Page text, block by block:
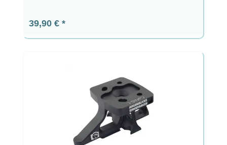
Prix régulier :
39,90 €